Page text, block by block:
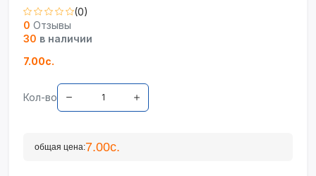
(0)
0 Отзывы
30 в наличии
7.00с.
Кол-во
общая цена:7.00с.